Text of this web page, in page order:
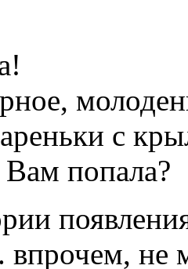
с
попала?
впрочем, не